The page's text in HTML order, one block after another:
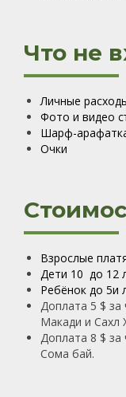
Что не
Личные
Фото и видео
Шарф-
Очки
Взрослые
Дети 10 до 12
Ребёнок до 5и
Доплата 5 $ за
Макади и Сахл
Доплата 8 $ за
Сома бай.